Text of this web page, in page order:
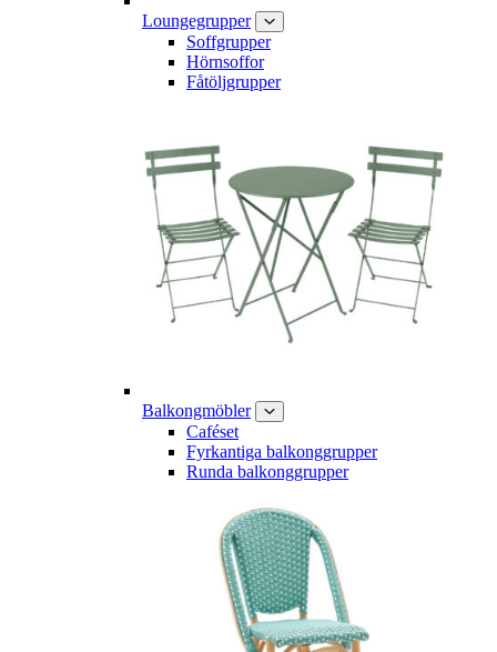
Loungegrupper
Soffgrupper
Hörnsoffor
Fåtöljgrupper
Balkongmöbler
Caféset
Fyrkantiga balkonggrupper
Runda balkonggrupper